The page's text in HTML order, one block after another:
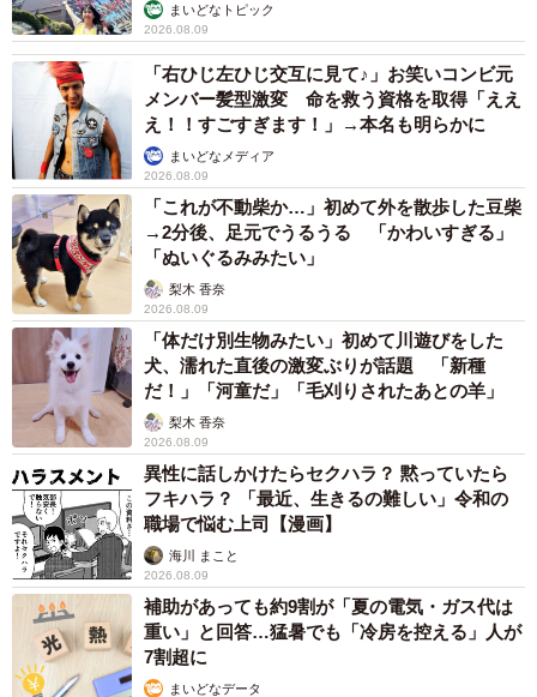
よくあることです」
「私も初めての子を出産して退院して間もない時、夫の友
達（私の友達でもあるけど男性2人）が泊まりにきました。
母が私の手伝いに来てくれていたのですが、寝る場所がな
くなり、ベビー布団の脇の壁沿いに布団なしで寝ていまし
た」
など、途方に暮れる最悪なガッカリ経験のある方も。
予定がある時に限って、子どもの急な体調悪化はあるあ
る。致し方ないこととはいえ、親戚や親しい友人であって
も来客は避けたいのに、深夜に酔っぱらった赤の他人を自
宅に招き入れる余裕のある家はきっとないでしょう。
飲み会へ行ったとしても、飲み方やその後の家族への対応
には配慮が必要かと。夫さんが今後同様の行為をしないこ
とを願いたいものです。また、妻、子どもがいる家に、酔
っ払った勢いで押しかける側になった際は、基本的には迷
惑であることの認識を。
■つむこさんThreads
https://www.threads.com/@suchan.041
まいどなトピック
2026.08.09
「右ひじ左ひじ交互に見て♪」お笑いコンビ元
メンバー髪型激変 命を救う資格を取得「ええ
え！！すごすぎます！」→本名も明らかに
まいどなメディア
2026.08.09
「これが不動柴か…」初めて外を散歩した豆柴
→2分後、足元でうるうる 「かわいすぎる」
「ぬいぐるみみたい」
梨木 香奈
2026.08.09
「体だけ別生物みたい」初めて川遊びをした
犬、濡れた直後の激変ぶりが話題 「新種
だ！」「河童だ」「毛刈りされたあとの羊」
梨木 香奈
2026.08.09
異性に話しかけたらセクハラ？ 黙っていたら
フキハラ？ 「最近、生きるの難しい」令和の
職場で悩む上司【漫画】
海川 まこと
2026.08.09
補助があっても約9割が「夏の電気・ガス代は
重い」と回答…猛暑でも「冷房を控える」人が
7割超に
まいどなデータ